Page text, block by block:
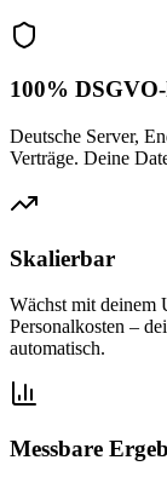
100%
Deutsche Server,
Verträge. Deine
Skalierbar
Wächst mit deinem
Personalkosten –
automatisch.
Messbare